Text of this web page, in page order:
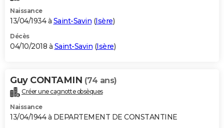
Naissance
13/04/1934 à Saint-Savin (Isère)
Décès
04/10/2018 à Saint-Savin (Isère)
Guy CONTAMIN (74 ans)
Créer une cagnotte obsèques
Naissance
13/04/1944 à DEPARTEMENT DE CONSTANTINE